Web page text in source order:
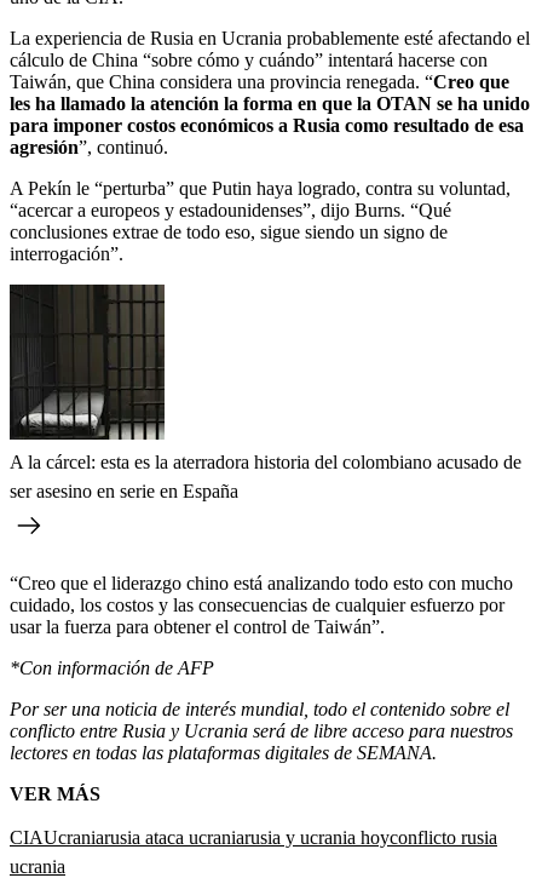
La experiencia de Rusia en Ucrania probablemente esté afectando el
cálculo de China “sobre cómo y cuándo” intentará hacerse con
Taiwán, que China considera una provincia renegada. “Creo que
les ha llamado la atención la forma en que la OTAN se ha unido
para imponer costos económicos a Rusia como resultado de esa
agresión”, continuó.
A Pekín le “perturba” que Putin haya logrado, contra su voluntad,
“acercar a europeos y estadounidenses”, dijo Burns. “Qué
conclusiones extrae de todo eso, sigue siendo un signo de
interrogación”.
A la cárcel: esta es la aterradora historia del colombiano acusado de
ser asesino en serie en España
“Creo que el liderazgo chino está analizando todo esto con mucho
cuidado, los costos y las consecuencias de cualquier esfuerzo por
usar la fuerza para obtener el control de Taiwán”.
*Con información de AFP
Por ser una noticia de interés mundial, todo el contenido sobre el
conflicto entre Rusia y Ucrania será de libre acceso para nuestros
lectores en todas las plataformas digitales de SEMANA.
VER MÁS
CIAUcraniarusia ataca ucraniarusia y ucrania hoyconflicto rusia
ucrania